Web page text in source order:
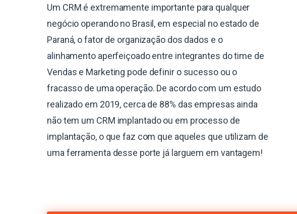
Um CRM é extremamente importante para qualquer
negócio operando no Brasil, em especial no estado de
Paraná, o fator de organização dos dados e o
alinhamento aperfeiçoado entre integrantes do time de
Vendas e Marketing pode definir o sucesso ou o
fracasso de uma operação. De acordo com um estudo
realizado em 2019, cerca de 88% das empresas ainda
não tem um CRM implantado ou em processo de
implantação, o que faz com que aqueles que utilizam de
uma ferramenta desse porte já larguem em vantagem!